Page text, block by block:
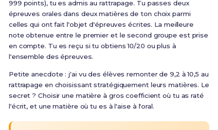
999 points), tu es admis au rattrapage. Tu passes deux
épreuves orales dans deux matières de ton choix parmi
celles qui ont fait l'objet d'épreuves écrites. La meilleure
note obtenue entre le premier et le second groupe est prise
en compte. Tu es reçu si tu obtiens 10/20 ou plus à
l'ensemble des épreuves.
Petite anecdote : j'ai vu des élèves remonter de 9,2 à 10,5 au
rattrapage en choisissant stratégiquement leurs matières. Le
secret ? Choisir une matière à gros coefficient où tu as raté
l'écrit, et une matière où tu es à l'aise à l'oral.